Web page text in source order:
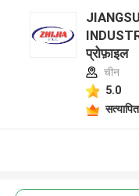
प्रोफ़ाइल
चीन
5.0